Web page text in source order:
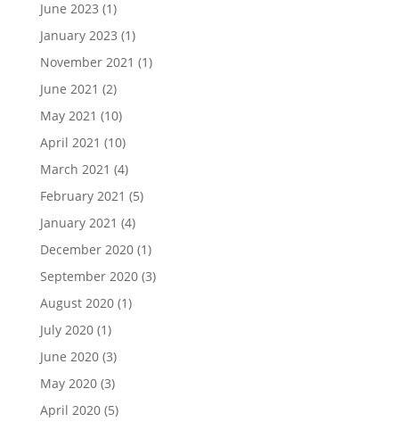
June 2023 (1)
January 2023 (1)
November 2021 (1)
June 2021 (2)
May 2021 (10)
April 2021 (10)
March 2021 (4)
February 2021 (5)
January 2021 (4)
December 2020(1)
September 2020(3)
August 2020(1)
July 2020(1)
June 2020(3)
May 2020(3)
April 2020(5)